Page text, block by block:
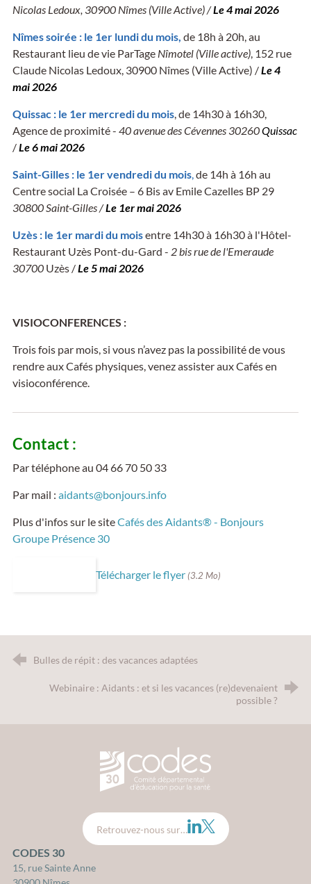
Nicolas Ledoux, 30900 Nîmes (Ville Active) /Le 4 mai 2026
Nîmes soirée : le 1er lundi du mois, de 18h à 20h, au
Restaurant lieu de vie ParTage Nîmotel (Ville active), 152 rue
Claude Nicolas Ledoux, 30900 Nîmes (Ville Active) /Le 4
mai 2026
Quissac : le 1er mercredi du mois, de 14h30 à 16h30,
Agence de proximité - 40 avenue des Cévennes 30260Quissac
/Le 6 mai 2026
Saint-Gilles : le 1er vendredi du mois,de 14h à 16h au
Centre social La Croisée – 6 Bis av Emile Cazelles BP 29
30800 Saint-Gilles /Le 1er mai 2026
Uzès : le 1er mardi du moisentre 14h30 à 16h30 à l'Hôtel-
Restaurant Uzès Pont-du-Gard - 2 bis rue de l'Emeraude
30700Uzès /Le 5 mai 2026
VISIOCONFERENCES :
Trois fois par mois, si vous n’avez pas la possibilité de vous
rendre aux Cafés physiques, venez assister aux Cafés en
visioconférence.
Contact :
Par téléphone au 04 66 70 50 33
Par mail : aidants@bonjours.info
Plus d'infos sur le siteCafés des Aidants® - Bonjours
Groupe Présence 30
Télécharger le flyer(3.2 Mo)
Bulles de répit : des vacances adaptées
Webinaire : Aidants : et si les vacances (re)devenaient
possible ?
CODES 30 - Comité
Retrouvez-nous sur… LinkedIn
Twitter
CODES 30
15, rue Sainte Anne